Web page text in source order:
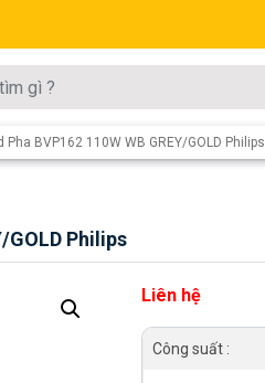
Pha BVP162 110W WB GREY/GOLD Philips
GOLD Philips
Liên hệ
Công suất :